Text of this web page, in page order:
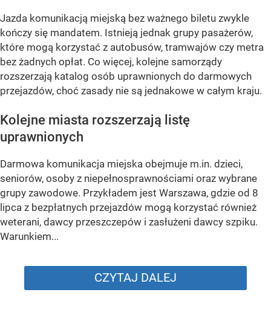
Jazda komunikacją miejską bez ważnego biletu zwykle
kończy się mandatem. Istnieją jednak grupy pasażerów,
które mogą korzystać z autobusów, tramwajów czy metra
bez żadnych opłat. Co więcej, kolejne samorządy
rozszerzają katalog osób uprawnionych do darmowych
przejazdów, choć zasady nie są jednakowe w całym kraju.
Kolejne miasta rozszerzają listę
uprawnionych
Darmowa komunikacja miejska obejmuje m.in. dzieci,
seniorów, osoby z niepełnosprawnościami oraz wybrane
grupy zawodowe. Przykładem jest Warszawa, gdzie od 8
lipca z bezpłatnych przejazdów mogą korzystać również
weterani, dawcy przeszczepów i zasłużeni dawcy szpiku.
Warunkiem...
CZYTAJ DALEJ